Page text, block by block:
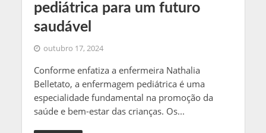
pediátrica para um futuro
saudável
outubro 17, 2024
Conforme enfatiza a enfermeira Nathalia
Belletato, a enfermagem pediátrica é uma
especialidade fundamental na promoção da
saúde e bem-estar das crianças. Os...